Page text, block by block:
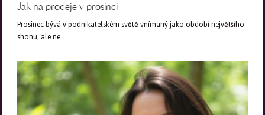
Jak na prodeje v prosinci
Prosinec bývá v podnikatelském světě vnímaný jako období největšího
shonu, ale ne…